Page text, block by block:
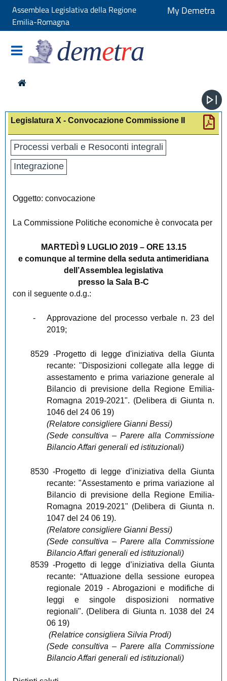
Assemblea Legislativa della Regione
Emilia-Romagna
My Demetra
demetra
Legislatura X - Convocazione Commissione II
Processi verbali e Resoconti integrali
Integrazione
Oggetto: convocazione
La Commissione Politiche economiche è convocata per
MARTEDÌ 9 LUGLIO 2019 – ORE 13.15
e comunque al termine della seduta antimeridiana
dell’Assemblea legislativa
presso la Sala B-C
con il seguente o.d.g.:
-
Approvazione del processo verbale n. 23 del
2019;
8529 -Progetto di legge d'iniziativa della Giunta
recante: "Disposizioni collegate alla legge di
assestamento e prima variazione generale al
Bilancio di previsione della Regione Emilia-
Romagna 2019-2021". (Delibera di Giunta n.
1046 del 24 06 19)
(Relatore consigliere Gianni Bessi)
(Sede consultiva – Parere alla Commissione
Bilancio Affari generali ed istituzionali)
8530 -Progetto di legge d’iniziativa della Giunta
recante: "Assestamento e prima variazione al
Bilancio di previsione della Regione Emilia-
Romagna 2019-2021" (Delibera di Giunta n.
1047 del 24 06 19).
(Relatore consigliere Gianni Bessi)
(Sede consultiva – Parere alla Commissione
Bilancio Affari generali ed istituzionali)
8539 -Progetto di legge d’iniziativa della Giunta
recante: “Attuazione della sessione europea
regionale 2019 - Abrogazioni e modifiche di
leggi e singole disposizioni normative
regionali". (Delibera di Giunta n. 1038 del 24
06 19)
(Relatrice consigliera Silvia Prodi)
(Sede consultiva – Parere alla Commissione
Bilancio Affari generali ed istituzionali)